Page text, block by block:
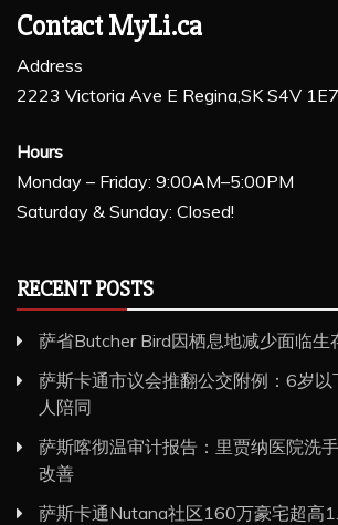
Contact MyLi.ca
Address
2223 Victoria Ave E Regina,SK S4V 1E7
Hours
Monday – Friday: 9:00AM–5:00PM
Saturday & Sunday: Closed!
RECENT POSTS
萨省Butcher Bird因栖息地减少面临生
萨斯卡通市议会推翻公交附例：6岁
人陪同
萨斯喀彻温审计报告：里贾纳医院洗
改善
萨斯卡通Nutana社区160万豪宅超高